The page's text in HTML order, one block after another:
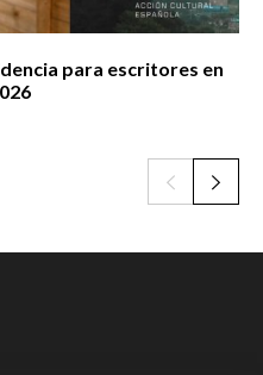
para escritores en